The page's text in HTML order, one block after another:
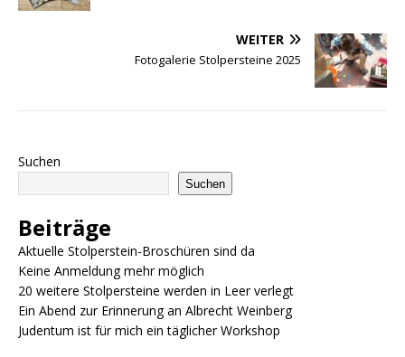
e l
p g
Li
n
WEITER
Fotogalerie Stolpersteine 2025
Suchen
Suchen
Beiträge
Aktuelle Stolperstein-Broschüren sind da
Keine Anmeldung mehr möglich
20 weitere Stolpersteine werden in Leer verlegt
Ein Abend zur Erinnerung an Albrecht Weinberg
Judentum ist für mich ein täglicher Workshop